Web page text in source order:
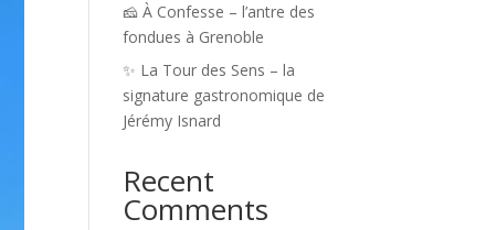
🧀 À Confesse – l’antre des
fondues à Grenoble
✨ La Tour des Sens – la
signature gastronomique de
Jérémy Isnard
Recent
Comments